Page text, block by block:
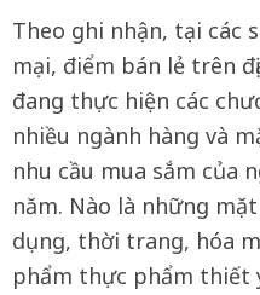
Theo ghi nhận, tại các
mại, điểm bán lẻ trên
đang thực hiện các
nhiều ngành hàng và
nhu cầu mua sắm của
năm. Nào là những
dụng, thời trang, hóa
phẩm thực phẩm thiết